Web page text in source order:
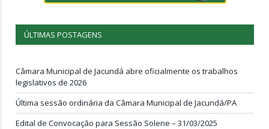
ÚLTIMAS POSTAGENS
Câmara Municipal de Jacundá abre oficialmente os trabalhos
legislativos de 2026
Última sessão ordinária da Câmara Municipal de Jacundá/PA
Edital de Convocação para Sessão Solene – 31/03/2025